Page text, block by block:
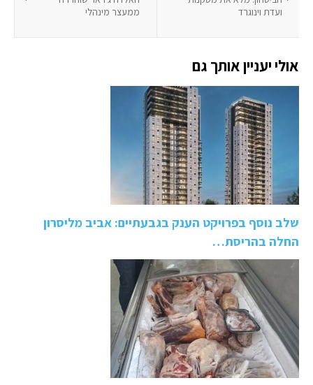
ממעצר מינהלי
ועדת וינוגרד
אולי יעניין אותך גם
שלב נוסף בפרויקט הענק בגבעתיים: אביב מליסרון
החלה בהריסת…